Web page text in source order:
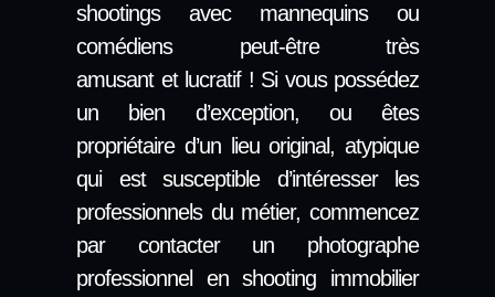
shootings avec mannequins ou
comédiens peut-être très
amusant et lucratif ! Si vous possédez
un bien d’exception, ou êtes
propriétaire d’un lieu original, atypique
qui est susceptible d’intéresser les
professionnels du métier, commencez
par contacter un photographe
professionnel en shooting immobilier